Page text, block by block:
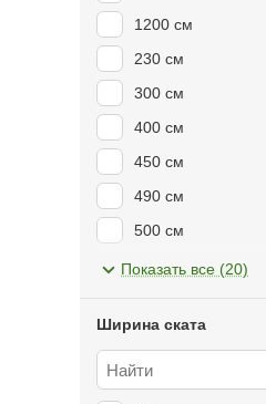
1200 см
230 см
300 см
400 см
450 см
490 см
500 см
590 см
610 см
621 см
Показать все (20)
Ширина ската